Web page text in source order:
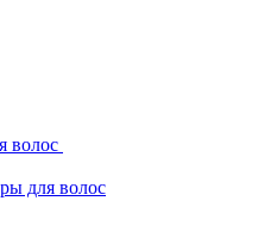
волос
для волос